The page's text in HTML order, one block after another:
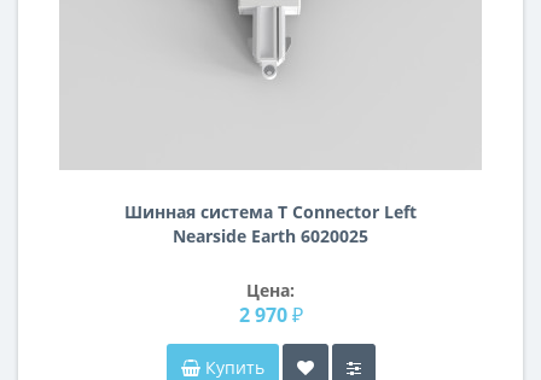
Шинная система T Connector Left
Nearside Earth 6020025
Цена:
2 970 ₽
Купить